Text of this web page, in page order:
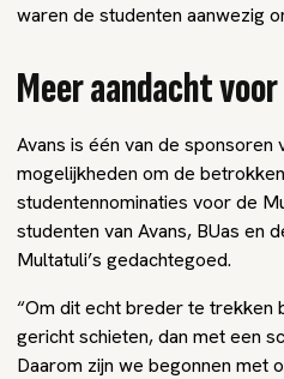
waren de studenten aanwezig
Meer aandacht
Avans is één van de sponsoren
mogelijkheden om de
studentennominaties voor de
studenten van Avans, BUas en
Multatuli’s gedachtegoed.
“Om dit echt breder te trekken
gericht schieten, dan met een
Daarom zijn we begonnen met